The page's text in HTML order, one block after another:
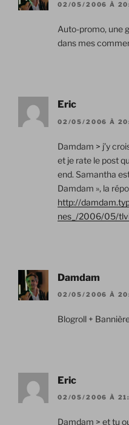
02/05/2006 À
Auto-promo, une
dans mes
Eric
02/05/2006 À
Damdam > j’y
et je rate le post
end. Samantha
Damdam », la
http://
nes_/2006/05/
Damdam
02/05/2006 À
Blogroll +
Eric
02/05/2006 À
Damdam > et tu